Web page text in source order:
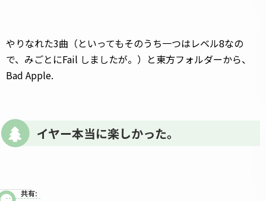
やりなれた3曲（といってもそのうち一つはレベル8なの
で、みごとにFail しましたが。）と東方フォルダーから、
Bad Apple.
イヤー本当に楽しかった。
共有: